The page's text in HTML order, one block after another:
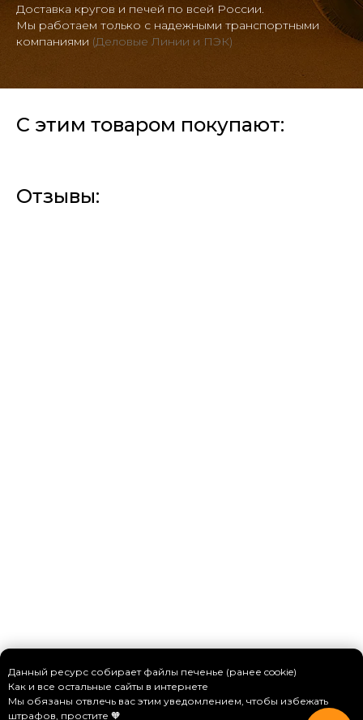
Данный ресурс собирает файлы печенье (ранее cookie)
Как и все остальные сайты в интернете
Мы обязаны отвлечь вас этим уведомлением, чтобы избежать
штрафов, простите 🧡
Доставка кругов и печей по всей России.
Мы работаем только с надежными транспортными
компаниями (Деловые Линии и ПЭК)
С этим товаром покупают:
Отзывы: